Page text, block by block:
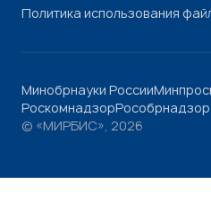
Политика использования
Минобрнауки России
РоскомнадзорРособрнадзор
© «МИРБИС», 2026